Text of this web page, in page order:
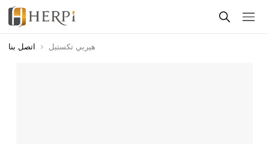
هيربي تكستيل اتصل بنا